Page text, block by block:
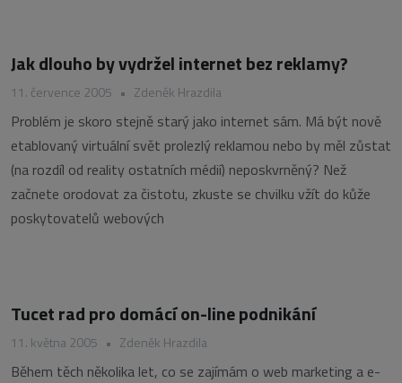
Jak dlouho by vydržel internet bez reklamy?
11. července 2005 • Zdeněk Hrazdila
Problém je skoro stejně starý jako internet sám. Má být nově
etablovaný virtuální svět prolezlý reklamou nebo by měl zůstat
(na rozdíl od reality ostatních médií) neposkvrněný? Než
začnete orodovat za čistotu, zkuste se chvilku vžít do kůže
poskytovatelů webových
Tucet rad pro domácí on-line podnikání
11. května 2005 • Zdeněk Hrazdila
Během těch několika let, co se zajímám o web marketing a e-